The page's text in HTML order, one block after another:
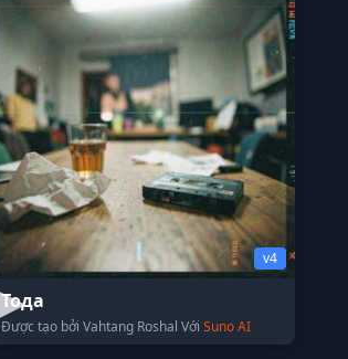
v4
Тода
Được tạo bởi Vahtang Roshal Với Suno AI